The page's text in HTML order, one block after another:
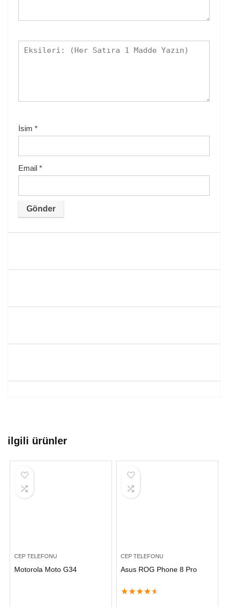
İsim *
Email *
ilgili ürünler
CEP TELEFONU
Motorola Moto G34
CEP TELEFONU
Asus ROG Phone 8 Pro
★★★★★